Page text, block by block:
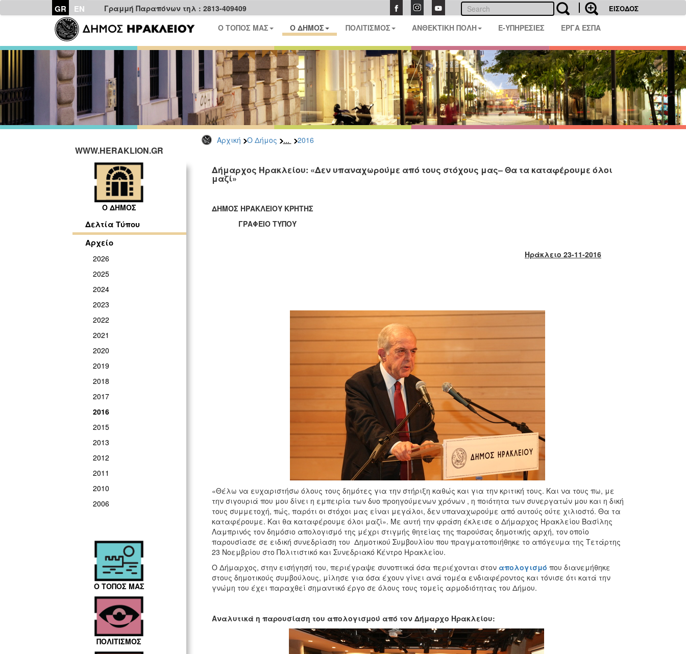
GR EN Γραμμή Παραπόνων τηλ : 2813-409409 ΕΙΣΟΔΟΣ
Ο ΤΟΠΟΣ ΜΑΣ Ο ΔΗΜΟΣ ΠΟΛΙΤΙΣΜΟΣ ΑΝΘΕΚΤΙΚΗ ΠΟΛΗ E-ΥΠΗΡΕΣΙΕΣ ΕΡΓΑ ΕΣΠΑ
Αρχική Ο Δήμος ... 2016
WWW.HERAKLION.GR
Ο ΔΗΜΟΣ
Δελτία Τύπου
Αρχείο
2026
2025
2024
2023
2022
2021
2020
2019
2018
2017
2016
2015
2013
2012
2011
2010
2006
Ο ΤΟΠΟΣ ΜΑΣ
ΠΟΛΙΤΙΣΜΟΣ
Δήμαρχος Ηρακλείου: «Δεν υπαναχωρούμε από τους στόχους μας– Θα τα καταφέρουμε όλοι
μαζί»
ΔΗΜΟΣ ΗΡΑΚΛΕΙΟΥ ΚΡΗΤΗΣ
ΓΡΑΦΕΙΟ ΤΥΠΟΥ
Ηράκλειο 23-11-2016
«Θέλω να ευχαριστήσω όλους τους δημότες για την στήριξη καθώς και για την κριτική τους. Και να τους πω, με
την σιγουριά που μου δίνει η εμπειρία των δυο προηγούμενων χρόνων , η ποιότητα των συνεργατών μου και η δική
τους συμμετοχή, πώς, παρότι οι στόχοι μας είναι μεγάλοι, δεν υπαναχωρούμε από αυτούς ούτε χιλιοστό. Θα τα
καταφέρουμε. Και θα καταφέρουμε όλοι μαζί». Με αυτή την φράση έκλεισε ο Δήμαρχος Ηρακλείου Βασίλης
Λαμπρινός τον δημόσιο απολογισμό της μέχρι στιγμής θητείας της παρούσας δημοτικής αρχή, τον οποίο
παρουσίασε σε ειδική συνεδρίαση του Δημοτικού Συμβουλίου που πραγματοποιήθηκε το απόγευμα της Τετάρτης
23 Νοεμβρίου στο Πολιτιστικό και Συνεδριακό Κέντρο Ηρακλείου.
Ο Δήμαρχος, στην εισήγησή του, περιέγραψε συνοπτικά όσα περιέχονται στον απολογισμό που διανεμήθηκε
στους δημοτικούς συμβούλους, μίλησε για όσα έχουν γίνει ανά τομέα ενδιαφέροντος και τόνισε ότι κατά την
γνώμη του έχει παραχθεί σημαντικό έργο σε όλους τους τομείς αρμοδιότητας του Δήμου.
Αναλυτικά η παρουσίαση του απολογισμού από τον Δήμαρχο Ηρακλείου: